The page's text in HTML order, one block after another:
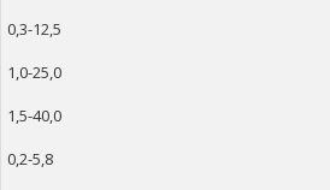
0,3-12,5
1,0-25,0
1,5-40,0
0,2-5,8